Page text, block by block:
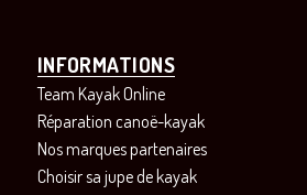
INFORMATIONS
Team Kayak Online
Réparation canoë-kayak
Nos marques partenaires
Choisir sa jupe de kayak